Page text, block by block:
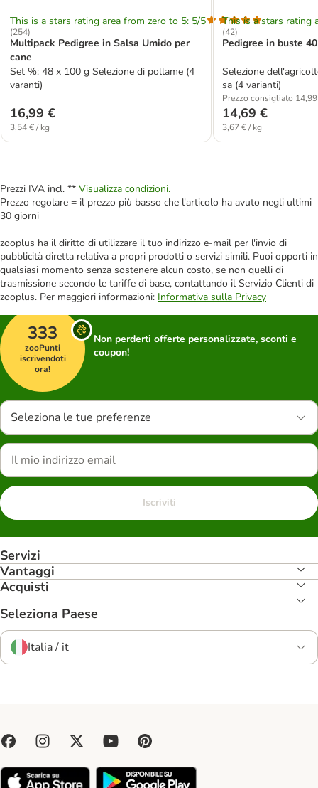
This is a stars rating area from zero to 5: 5/5
(254)
Multipack Pedigree in Salsa Umido per
cane
Set %: 48 x 100 g Selezione di pollame (4
varanti)
16,99 €
3,54 € / kg
This is a stars rating
(42)
Pedigree in buste
Selezione
sa (4 varianti)
Prezzo consigliato
14,69 €
3,67 € / kg
Prezzi IVA incl. ** Visualizza condizioni.
Prezzo regolare = il prezzo più basso che l'articolo ha avuto negli ultimi
30 giorni
zooplus ha il diritto di utilizzare il tuo indirizzo e-mail per l'invio di
pubblicità diretta relativa a propri prodotti o servizi simili. Puoi opporti in
qualsiasi momento senza sostenere alcun costo, se non quelli di
trasmissione secondo le tariffe di base, contattando il Servizio Clienti di
zooplus. Per maggiori informazioni: Informativa sulla Privacy
333
zooPunti
iscrivendoti
ora!
Non perderti offerte personalizzate, sconti e
coupon!
Seleziona le tue preferenze
Iscriviti
Servizi
Vantaggi
Acquisti
Seleziona Paese
Italia / it